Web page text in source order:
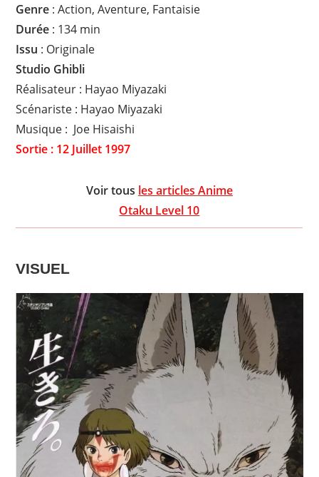
Genre : Action, Aventure, Fantaisie
Durée : 134 min
Issu : Originale
Studio Ghibli
Réalisateur : Hayao Miyazaki
Scénariste : Hayao Miyazaki
Musique : Joe Hisaishi
Sortie : 12 Juillet 1997
Voir tous les articles Anime
Otaku Level 10
VISUEL